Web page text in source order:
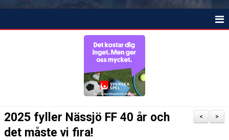
KALENDER
>
<
2025 fyller Nässjö FF 40 år och
det måste vi fira!